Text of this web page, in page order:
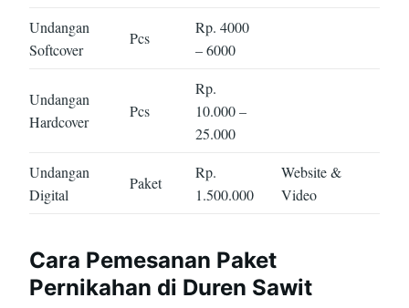
Undangan
Softcover
Pcs
Rp. 4000
– 6000
Undangan
Hardcover
Pcs
Rp.
10.000 –
25.000
Undangan
Digital
Paket
Rp.
1.500.000
Website &
Video
Cara Pemesanan Paket
Pernikahan di Duren Sawit